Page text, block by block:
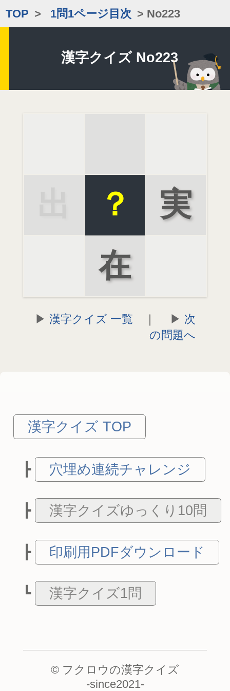
TOP > 1問1ページ目次 > No223
漢字クイズ No223
現
？
実
在
漢字クイズ 一覧 ｜
次
の問題へ
漢字クイズ TOP
穴埋め連続チャレンジ
漢字クイズゆっくり10問
印刷用PDFダウンロード
漢字クイズ1問
© フクロウの漢字クイズ
-since2021-